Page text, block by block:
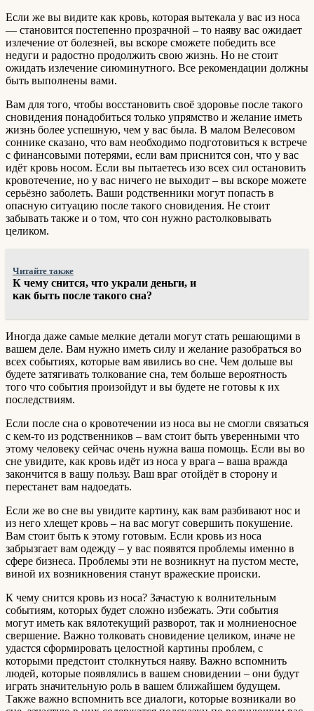
Если же вы видите как кровь, которая вытекала у вас из носа
— становится постепенно прозрачной – то наяву вас ожидает
излечение от болезней, вы вскоре сможете победить все
недуги и радостно продолжить свою жизнь. Но не стоит
ожидать излечение сиюминутного. Все рекомендации должны
быть выполнены вами.
Вам для того, чтобы восстановить своё здоровье после такого
сновидения понадобиться только упрямство и желание иметь
жизнь более успешную, чем у вас была. В малом Велесовом
соннике сказано, что вам необходимо подготовиться к встрече
с финансовыми потерями, если вам приснится сон, что у вас
идёт кровь носом. Если вы пытаетесь изо всех сил остановить
кровотечение, но у вас ничего не выходит – вы вскоре можете
серьёзно заболеть. Ваши родственники могут попасть в
опасную ситуацию после такого сновидения. Не стоит
забывать также и о том, что сон нужно растолковывать
целиком.
Читайте также
К чему снится, что украли деньги, и
как быть после такого сна?
Иногда даже самые мелкие детали могут стать решающими в
вашем деле. Вам нужно иметь силу и желание разобраться во
всех событиях, которые вам явились во сне. Чем дольше вы
будете затягивать толкование сна, тем больше вероятность
того что события произойдут и вы будете не готовы к их
последствиям.
Если после сна о кровотечении из носа вы не смогли связаться
с кем-то из родственников – вам стоит быть уверенными что
этому человеку сейчас очень нужна ваша помощь. Если вы во
сне увидите, как кровь идёт из носа у врага – ваша вражда
закончится в вашу пользу. Ваш враг отойдёт в сторону и
перестанет вам надоедать.
Если же во сне вы увидите картину, как вам разбивают нос и
из него хлещет кровь – на вас могут совершить покушение.
Вам стоит быть к этому готовым. Если кровь из носа
забрызгает вам одежду – у вас появятся проблемы именно в
сфере бизнеса. Проблемы эти не возникнут на пустом месте,
виной их возникновения станут вражеские происки.
К чему снится кровь из носа? Зачастую к волнительным
событиям, которых будет сложно избежать. Эти события
могут иметь как вялотекущий разворот, так и молниеносное
свершение. Важно толковать сновидение целиком, иначе не
удастся сформировать целостной картины проблем, с
которыми предстоит столкнуться наяву. Важно вспомнить
людей, которые появлялись в вашем сновидении – они будут
играть значительную роль в вашем ближайшем будущем.
Также важно вспомнить все диалоги, которые возникали во